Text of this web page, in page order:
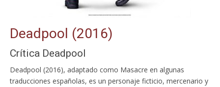
Deadpool (2016)
Crítica Deadpool
Deadpool (2016), adaptado como Masacre en algunas
traducciones españolas, es un personaje ficticio, mercenario y